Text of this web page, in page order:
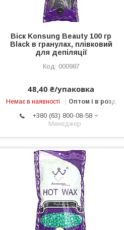
Віск Konsung Beauty 100 гр
Black в гранулах, плівковий
для депіляції
000987
48,40 ₴/упаковка
Немає в наявності Оптом і в роздріб
+380 (63) 800-08-58
Менеджер